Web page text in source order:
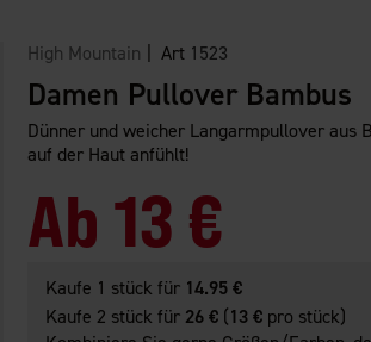
High Mountain | Art 1523
Damen Pullover Bambus
Dünner und weicher Langarmpullover aus
auf der Haut anfühlt!
Ab 13 €
Kaufe 1 stück für 14.95 €
Kaufe 2 stück für 26 € (13 € pro stück)